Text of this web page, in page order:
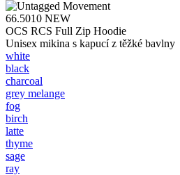
66.5010 NEW
OCS RCS Full Zip Hoodie
Unisex mikina s kapucí z těžké bavlny
white
black
charcoal
grey melange
fog
birch
latte
thyme
sage
ray